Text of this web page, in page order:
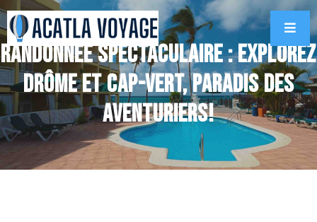
Randonnée spectaculaire : Explorez
Drôme et Cap-Vert, paradis des
aventuriers!